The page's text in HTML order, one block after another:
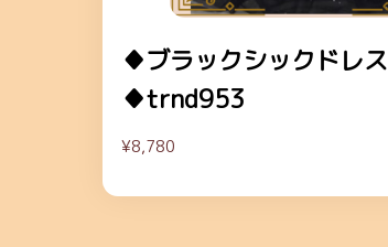
♦ブラックシックドレス
♦trnd953
¥8,780